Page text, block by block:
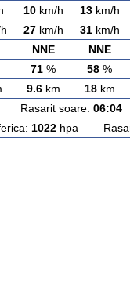
10km/h 13km/h
27km/h 31km/h
NNE NNE
71 % 58 %
9.6km 18km
soare: 06:04
1022hpa